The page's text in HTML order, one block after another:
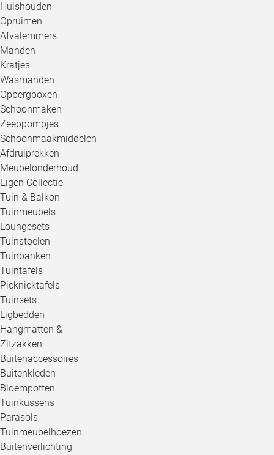
Huishouden
Opruimen
Afvalemmers
Manden
Kratjes
Wasmanden
Opbergboxen
Schoonmaken
Zeeppompjes
Schoonmaakmiddelen
Afdruiprekken
Meubelonderhoud
Eigen Collectie
Tuin & Balkon
Tuinmeubels
Loungesets
Tuinstoelen
Tuinbanken
Tuintafels
Picknicktafels
Tuinsets
Ligbedden
Hangmatten &
Zitzakken
Buitenaccessoires
Buitenkleden
Bloempotten
Tuinkussens
Parasols
Tuinmeubelhoezen
Buitenverlichting